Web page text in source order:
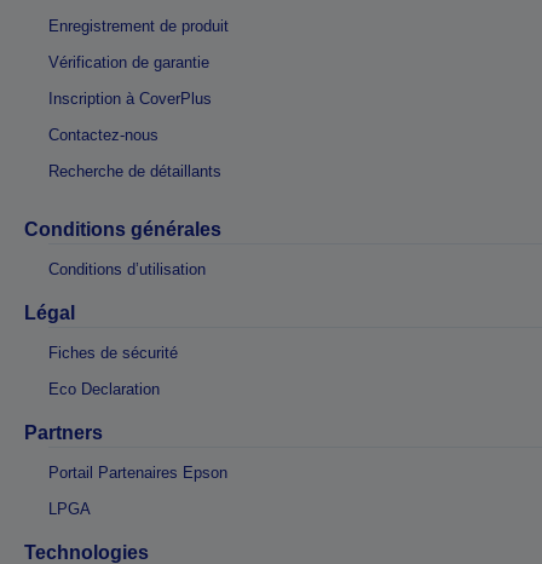
Enregistrement de produit
Vérification de garantie
Inscription à CoverPlus
Contactez-nous
Recherche de détaillants
Conditions générales
Conditions d’utilisation
Légal
Fiches de sécurité
Eco Declaration
Partners
Portail Partenaires Epson
LPGA
Technologies